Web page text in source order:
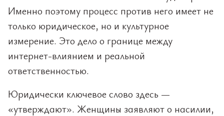
Именно поэтому процесс против него имеет не
только юридическое, но и культурное
измерение. Это дело о границе между
интернет-влиянием и реальной
ответственностью.
Юридически ключевое слово здесь —
«утверждают». Женщины заявляют о насилии,